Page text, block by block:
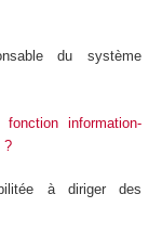
du système
information-
?
à diriger des